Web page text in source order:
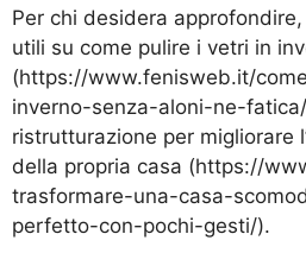
Per chi desidera
utili su come pulire i vetri in
(https://www.fenisweb.it/
inverno-senza-aloni-ne-fatica/
ristrutturazione per migliorare
della propria casa (https://
trasformare-una-casa-
perfetto-con-pochi-gesti/).